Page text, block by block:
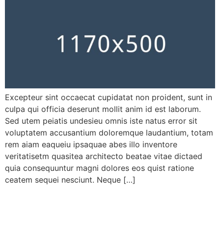
Excepteur sint occaecat cupidatat non proident, sunt in
culpa qui officia deserunt mollit anim id est laborum.
Sed utem peiatis undesieu omnis iste natus error sit
voluptatem accusantium doloremque laudantium, totam
rem aiam eaqueiu ipsaquae abes illo inventore
veritatisetm quasitea architecto beatae vitae dictaed
quia consequuntur magni dolores eos quist ratione
ceatem sequei nesciunt. Neque […]